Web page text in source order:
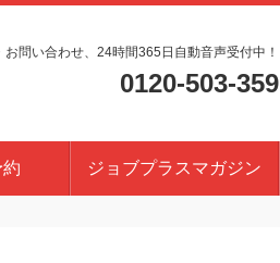
お問い合わせ、24時間365日自動音声受付中！
0120-503-359
ジョブプラスマガジン